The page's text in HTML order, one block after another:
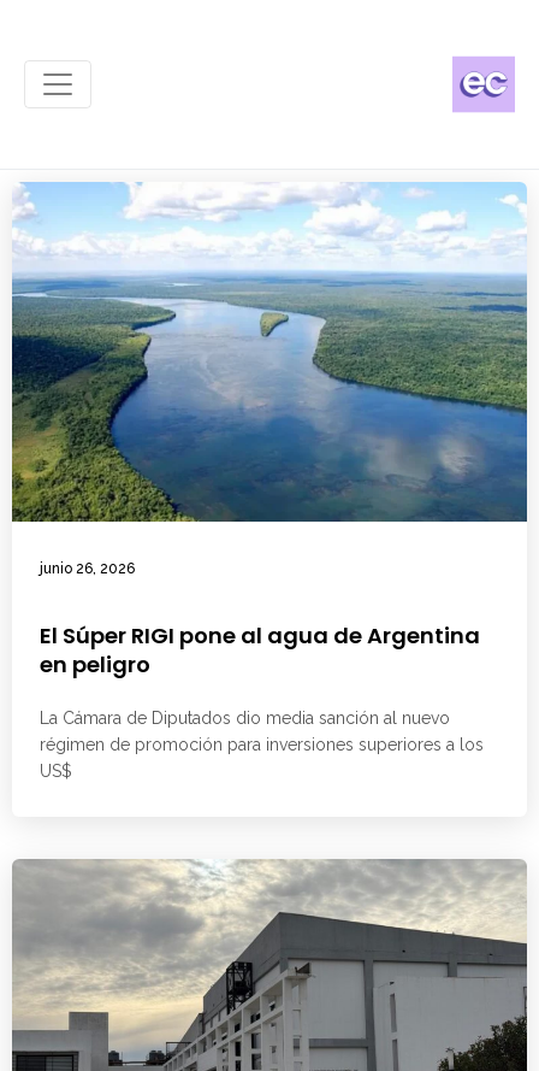
junio 26, 2026
El Súper RIGI pone al agua de Argentina
en peligro
La Cámara de Diputados dio media sanción al nuevo
régimen de promoción para inversiones superiores a los
US$